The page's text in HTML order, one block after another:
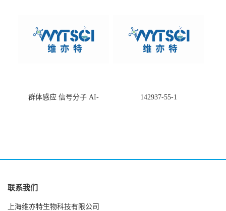
群体感应 信号分子 AI-
142937-55-1
联系我们
上海维亦特生物科技有限公司